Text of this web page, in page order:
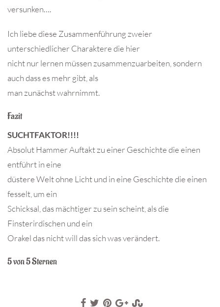
versunken….
Ich liebe diese Zusammenführung zweier
unterschiedlicher Charaktere die hier
nicht nur lernen müssen zusammenzuarbeiten, sondern
auch dass es mehr gibt, als
man zunächst wahrnimmt.
Fazit
SUCHTFAKTOR!!!!
Absolut Hammer Auftakt zu einer Geschichte die einen
entführt in eine
düstere Welt ohne Licht und in eine Geschichte die einen
fesselt, um ein
Schicksal, das mächtiger zu sein scheint, als die
Finsterirdischen und ein
Orakel das nicht will das sich was verändert.
5 von 5 Sternen